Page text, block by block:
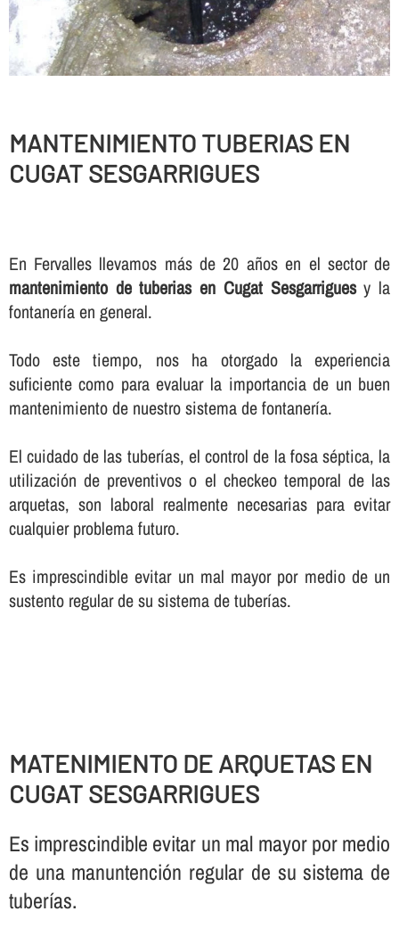
MANTENIMIENTO TUBERIAS EN
CUGAT SESGARRIGUES
En Fervalles llevamos más de 20 años en el sector de
mantenimiento de tuberias en Cugat Sesgarriguesy la
fontanerí­a en general.
Todo este tiempo, nos ha otorgado la experiencia
suficiente como para evaluar la importancia de un buen
mantenimiento de nuestro sistema de fontanerí­a.
El cuidado de las tuberí­as, el control de la fosa séptica, la
utilización de preventivos o el checkeo temporal de las
arquetas, son laboral realmente necesarias para evitar
cualquier problema futuro.
Es imprescindible evitar un mal mayor por medio de un
sustento regular de su sistema de tuberí­as.
MATENIMIENTO DE ARQUETAS EN
CUGAT SESGARRIGUES
Es imprescindible evitar un mal mayor por medio
de una manuntención regular de su sistema de
tuberí­as.